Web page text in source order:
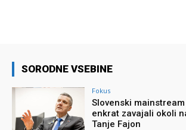
SORODNE VSEBINE
Fokus
Slovenski
enkrat zavajali okoli
Tanje Fajon